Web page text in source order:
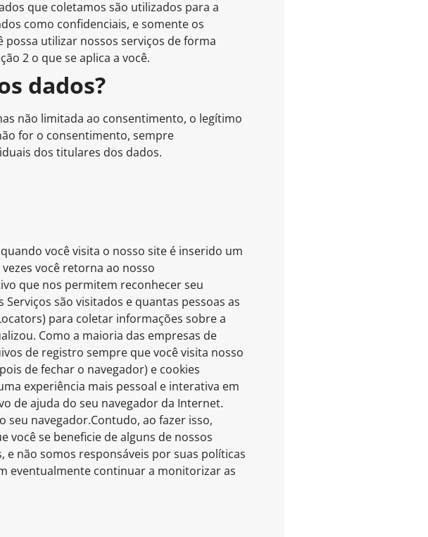
que coletamos são utilizados para a
como confidenciais, e somente os
utilizar nossos serviços de forma
2 o que se aplica a você.
dados?
não limitada ao consentimento, o legítimo
for o consentimento, sempre
dos titulares dos dados.
você visita o nosso site é inserido um
você retorna ao nosso
que nos permitem reconhecer seu
são visitados e quantas pessoas as
para coletar informações sobre a
Como a maioria das empresas de
de registro sempre que você visita nosso
de fechar o navegador) e cookies
experiência mais pessoal e interativa em
de ajuda do seu navegador da Internet.
navegador.Contudo, ao fazer isso,
se beneficie de alguns de nossos
não somos responsáveis por suas políticas
eventualmente continuar a monitorizar as